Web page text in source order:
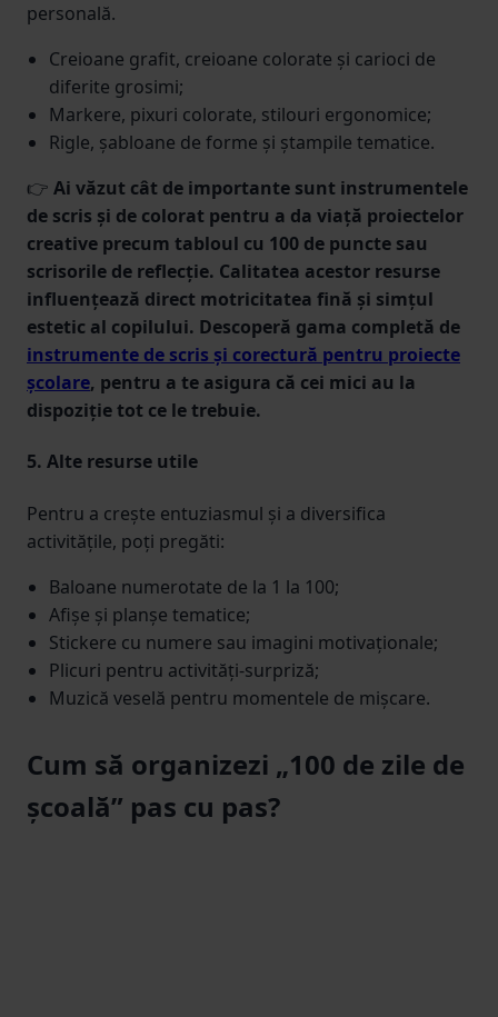
personală.
Creioane grafit, creioane colorate și carioci de
diferite grosimi;
Markere, pixuri colorate, stilouri ergonomice;
Rigle, șabloane de forme și ștampile tematice.
👉 Ai văzut cât de importante sunt instrumentele
de scris și de colorat pentru a da viață proiectelor
creative precum tabloul cu 100 de puncte sau
scrisorile de reflecție. Calitatea acestor resurse
influențează direct motricitatea fină și simțul
estetic al copilului. Descoperă gama completă de
instrumente de scris și corectură pentru proiecte
școlare, pentru a te asigura că cei mici au la
dispoziție tot ce le trebuie.
5. Alte resurse utile
Pentru a crește entuziasmul și a diversifica
activitățile, poți pregăti:
Baloane numerotate de la 1 la 100;
Afișe și planșe tematice;
Stickere cu numere sau imagini motivaționale;
Plicuri pentru activități-surpriză;
Muzică veselă pentru momentele de mișcare.
Cum să organizezi „100 de zile de
școală” pas cu pas?